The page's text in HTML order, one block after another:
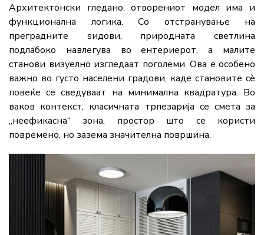
Архитектонски гледано, отворениот модел има и
функционална логика. Со отстранување на
преградните ѕидови, природната светлина
подлабоко навлегува во ентериерот, а малите
станови визуелно изгледаат поголеми. Ова е особено
важно во густо населени градови, каде становите сè
повеќе се сведуваат на минимална квадратура. Во
ваков контекст, класичната трпезарија се смета за
„неефикасна“ зона, простор што се користи
повремено, но зазема значителна површина.